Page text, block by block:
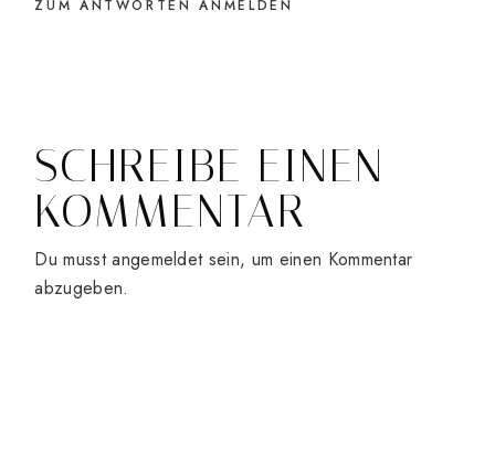
ZUM ANTWORTEN ANMELDEN
SCHREIBE EINEN
KOMMENTAR
Du musstangemeldetsein, um einen Kommentar
abzugeben.